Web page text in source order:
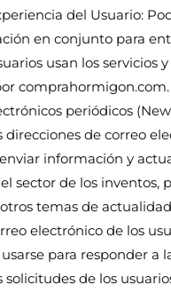
del Usuario:
en conjunto para
usan los servicios
comprahormigon.com.
periódicos
direcciones de correo
información y
sector de los inventos,
temas de
electrónico de los
para responder a
de los